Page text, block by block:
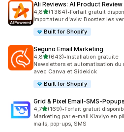
Ali Reviews: AI Product Review
4,8étoile(s) sur 5
(1 384)
1384 avis au total
•Forfait gratuit
Importateur d'avis: Boostez les
Built for Shopify
Seguno Email Marketing
4,8étoile(s) sur 5
(643)
643 avis au total
•Installation gratuite
Newsletters et automatisation du
avec Canva et Sidekick
Built for Shopify
Grid & Pixel Email‑SMS‑Popups
4,7étoile(s) sur 5
(169)
169 avis au total
•Forfait gratuit
Marketing par e-mail Klaviyo en
mails, pop-ups, SMS